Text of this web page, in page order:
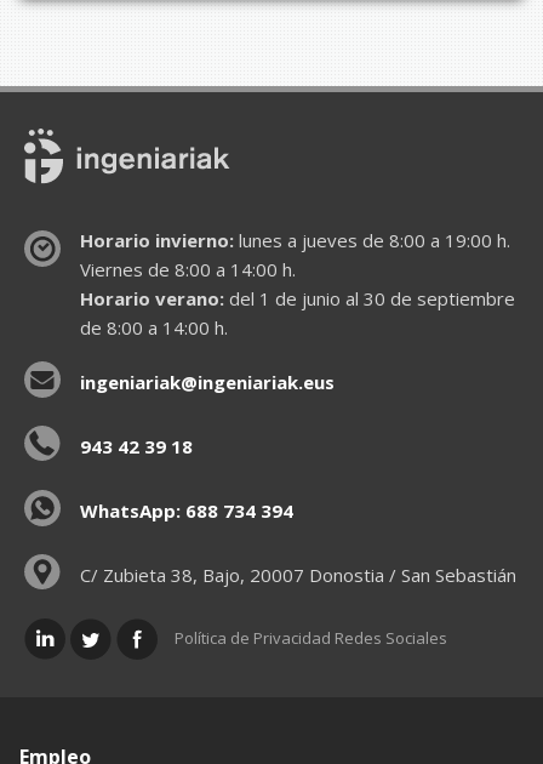
Horario invierno:lunes a jueves de 8:00 a 19:00 h.
Viernes de 8:00 a 14:00 h.
Horario verano:del 1 de junio al 30 de septiembre
de 8:00 a 14:00 h.
ingeniariak@ingeniariak.eus
943 42 39 18
WhatsApp: 688 734 394
C/ Zubieta 38, Bajo, 20007 Donostia / San Sebastián
Política de Privacidad Redes Sociales
Empleo